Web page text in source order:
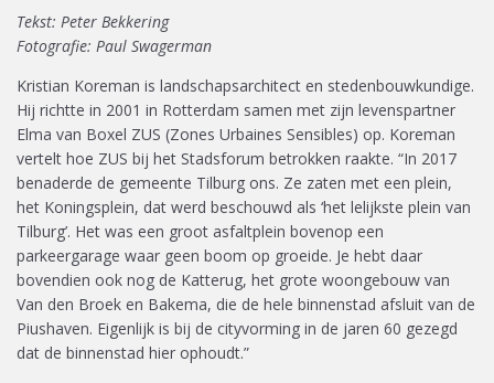
Tekst: Peter Bekkering
Fotografie: Paul Swagerman
Kristian Koreman is landschapsarchitect en stedenbouwkundige.
Hij richtte in 2001 in Rotterdam samen met zijn levenspartner
Elma van Boxel ZUS (Zones Urbaines Sensibles) op. Koreman
vertelt hoe ZUS bij het Stadsforum betrokken raakte. “In 2017
benaderde de gemeente Tilburg ons. Ze zaten met een plein,
het Koningsplein, dat werd beschouwd als ‘het lelijkste plein van
Tilburg’. Het was een groot asfaltplein bovenop een
parkeergarage waar geen boom op groeide. Je hebt daar
bovendien ook nog de Katterug, het grote woongebouw van
Van den Broek en Bakema, die de hele binnenstad afsluit van de
Piushaven. Eigenlijk is bij de cityvorming in de jaren 60 gezegd
dat de binnenstad hier ophoudt.”